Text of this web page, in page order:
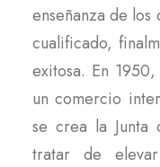
enseñanza de
cualificado,
exitosa. En
un comercio
se crea la Junta
tratar de